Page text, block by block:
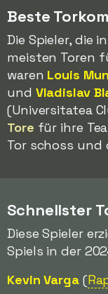
Beste
Die Spieler, die
meisten Toren
waren Louis
und Vladislav
(Universitatea
Tore für ihre
Tor schoss und
Schnellster
Diese Spieler
Spiels in der
Kevin Varga(